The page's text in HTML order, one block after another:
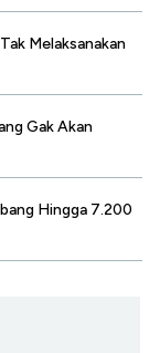
Melaksanakan
Gak Akan
Hingga 7.200